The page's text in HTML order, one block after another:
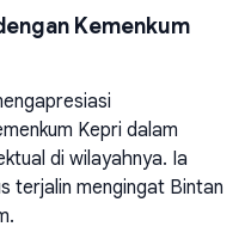
Kemenkum
Kepri dalam
di wilayahnya. Ia
terjalin mengingat Bintan